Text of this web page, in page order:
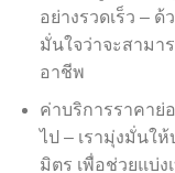
อย่างรวดเร็ว –
มั่นใจว่าจะสาม
อาชีพ
ค่าบริการราคาย่
ไป – เรามุ่งมั่นใ
มิตร เพื่อช่วยแบ่